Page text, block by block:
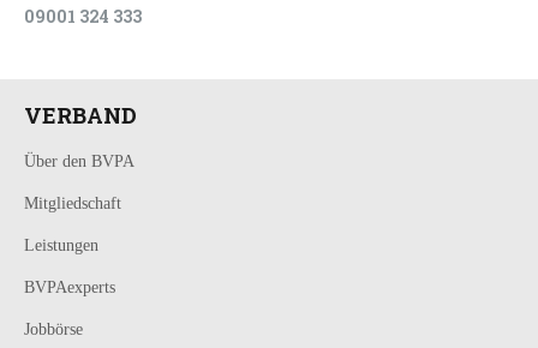
09001 324 333
VERBAND
Über den BVPA
Mitgliedschaft
Leistungen
BVPAexperts
Jobbörse